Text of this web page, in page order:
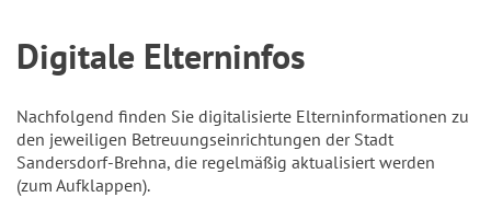
Digitale Elterninfos
Nachfolgend finden Sie digitalisierte Elterninformationen zu
den jeweiligen Betreuungseinrichtungen der Stadt
Sandersdorf-Brehna, die regelmäßig aktualisiert werden
(zum Aufklappen).